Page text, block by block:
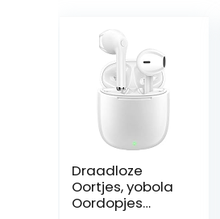
Draadloze
Oortjes, yobola
Oordopjes